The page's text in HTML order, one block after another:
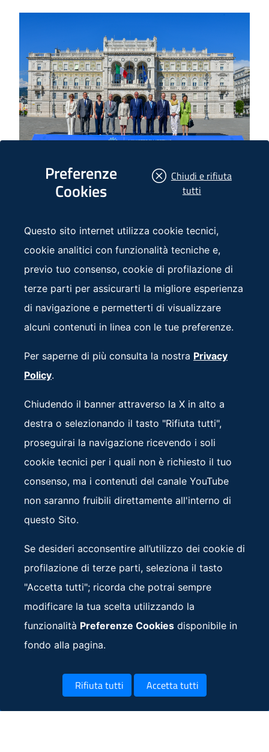
Riunione del G7 dedicata all’Istruzione. I
lavori,presieduti dal Ministro dell’Istruzione e del
Merito Giuseppe Valditara, si sono focalizzati su
una visione che ha visto la scuola al centro della
crescita e dello sviluppo.
Al termine dell’evento i partecipanti hanno
adottato unaDichiarazione finale.
Torna alle notizie
Preferenze
Cookies
Chiudi e rifiuta
tuttii
Questo sito internet utilizza cookie tecnici,
cookie analitici con funzionalità tecniche e,
previo tuo consenso, cookie di profilazione di
terze parti per assicurarti la migliore esperienza
di navigazione e permetterti di visualizzare
alcuni contenuti in linea con le tue preferenze.
Per saperne di più consulta la nostra Privacy
Policy.
Chiudendo il banner attraverso la X in alto a
destra o selezionando il tasto "Rifiuta tutti",
proseguirai la navigazione ricevendo i soli
cookie tecnici per i quali non è richiesto il tuo
consenso, ma i contenuti del canale YouTube
non saranno fruibili direttamente all'interno di
questo Sito.
Se desideri acconsentire all’utilizzo dei cookie di
profilazione di terze parti, seleziona il tasto
"Accetta tutti"; ricorda che potrai sempre
modificare la tua scelta utilizzando la
funzionalità Preferenze Cookies disponibile in
fondo alla pagina.
Rifiuta tutti
cookie
Accetta tutti
cookie